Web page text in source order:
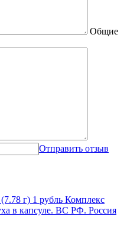
Общие
Отправить отзыв